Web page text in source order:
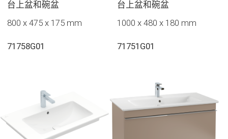
台上盆和碗盆
800 x 475 x 175 mm
71758G01
台上盆和碗盆
1000 x 480 x 180 mm
71751G01